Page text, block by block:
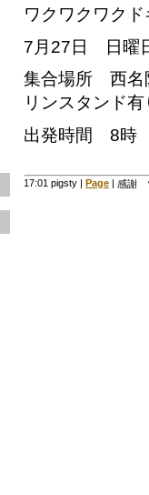
ワクワクワク
7月27日 日
集合場所 西名
リンスタンド
出発時間 8時 (
17:01 pigsty | Page | 感謝